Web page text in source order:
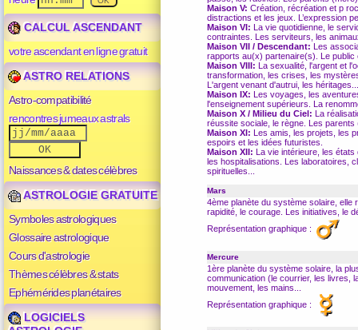
CALCUL ASCENDANT
votre ascendant en ligne gratuit
ASTRO RELATIONS
Astro-compatibilité
rencontres jumeaux astrals
Naissances & dates célèbres
ASTROLOGIE GRATUITE
Symboles astrologiques
Glossaire astrologique
Cours d'astrologie
Thèmes célèbres & stats
Ephémérides planétaires
LOGICIELS
Maison V: Création, récréation et p
distractions et les jeux. L’expression
Maison VI: La vie quotidienne, le
contraintes. Les serviteurs, les
Maison VII / Descendant: Les
rapports au(x) partenaire(s). Le
Maison VIII: La sexualité, l'argent et
transformation, les crises, les
L'argent venant d'autrui, les héritages...
Maison IX: Les voyages, les
l'enseignement supérieurs. La
Maison X / Milieu du Ciel: La
réussite sociale, le règne. Les parents
Maison XI: Les amis, les projets, les
espoirs et les idées futuristes.
Maison XII: La vie intérieure, les états
les hospitalisations. Les laboratoires,
spirituelles...
Mars
4ème planète du système solaire, elle
rapidité, le courage. Les initiatives, le
Représentation graphique :
Mercure
1ère planète du système solaire, la
communication (le courrier, les livres,
mouvement, les mains...
Représentation graphique :